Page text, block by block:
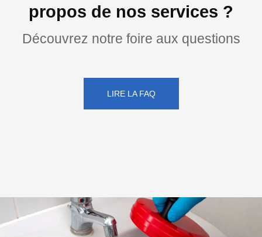
propos de nos services ?
Découvrez notre foire aux questions
LIRE LA FAQ